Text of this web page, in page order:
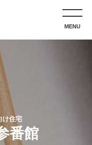
MENU
け住宅
番館